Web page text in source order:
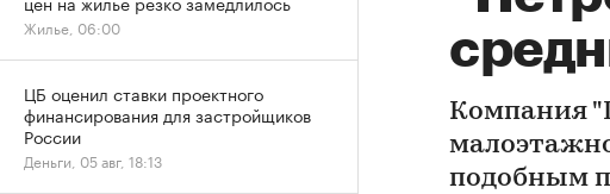
Компания
подобным
Жилье, 06:00
ЦБ оценил ставки проектного
финансирования для застройщиков
России
Деньги, 05 авг, 18:13